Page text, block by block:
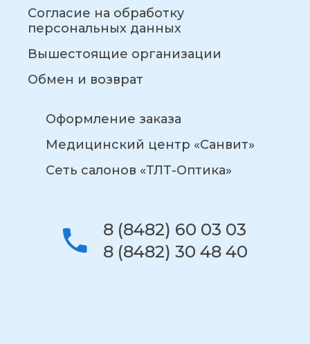
Согласие на обработку
персональных данных
Вышестоящие организации
Обмен и возврат
Оформление заказа
Медицинский центр «Санвит»
Сеть салонов «ТЛТ-Оптика»
8 (8482) 60 03 03
8 (8482) 30 48 40